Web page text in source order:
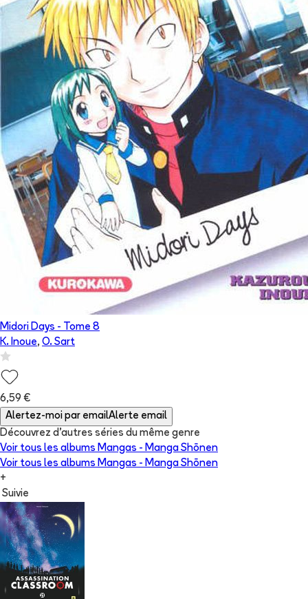
Midori Days - Tome 8
K. Inoue, O. Sart
6,59 €
Alertez-moi par emailAlerte email
Découvrez d'autres séries du même genre
Voir tous les albums Mangas - Manga Shōnen
Voir tous les albums Mangas - Manga Shōnen
+
Suivie